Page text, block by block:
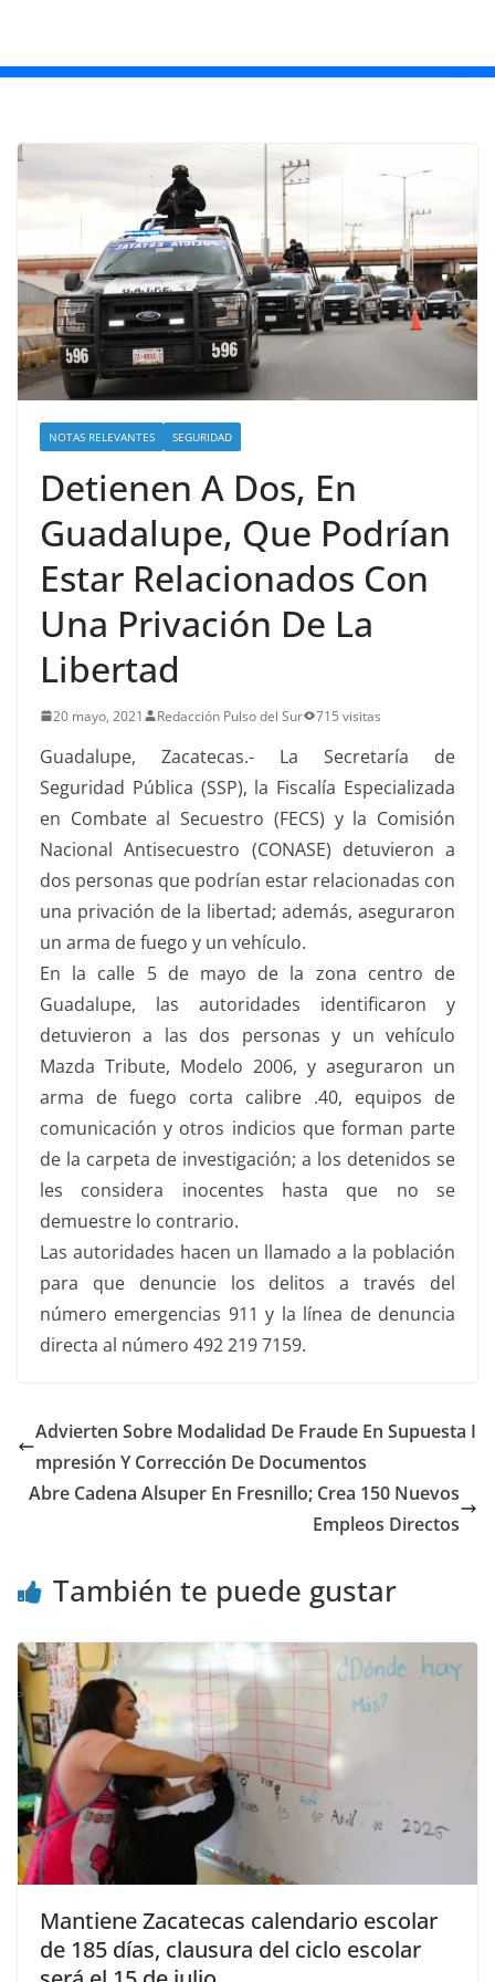
NOTAS RELEVANTES SEGURIDAD
Detienen A Dos, En
Guadalupe, Que Podrían
Estar Relacionados Con
Una Privación De La
Libertad
20 mayo, 2021 Redacción Pulso del Sur 715 visitas
Guadalupe, Zacatecas.- La Secretaría de
Seguridad Pública (SSP), la Fiscalía Especializada
en Combate al Secuestro (FECS) y la Comisión
Nacional Antisecuestro (CONASE) detuvieron a
dos personas que podrían estar relacionadas con
una privación de la libertad; además, aseguraron
un arma de fuego y un vehículo.
En la calle 5 de mayo de la zona centro de
Guadalupe, las autoridades identificaron y
detuvieron a las dos personas y un vehículo
Mazda Tribute, Modelo 2006, y aseguraron un
arma de fuego corta calibre .40, equipos de
comunicación y otros indicios que forman parte
de la carpeta de investigación; a los detenidos se
les considera inocentes hasta que no se
demuestre lo contrario.
Las autoridades hacen un llamado a la población
para que denuncie los delitos a través del
número emergencias 911 y la línea de denuncia
directa al número 492 219 7159.
Advierten Sobre Modalidad De Fraude En Supuesta I
mpresión Y Corrección De Documentos
Abre Cadena Alsuper En Fresnillo; Crea 150 Nuevos
Empleos Directos
También te puede gustar
Mantiene Zacatecas calendario escolar
de 185 días, clausura del ciclo escolar